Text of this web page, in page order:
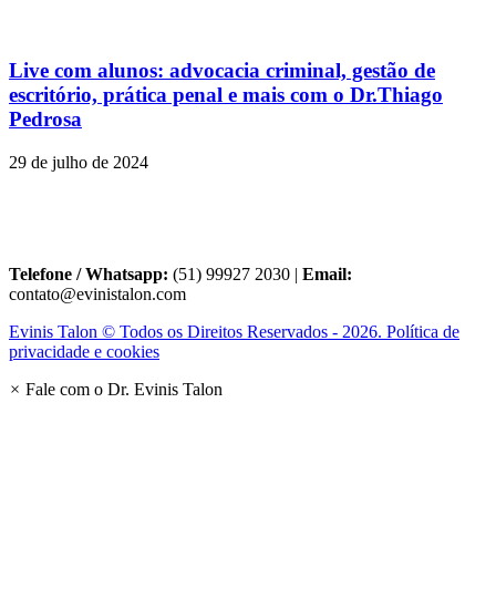
Live com alunos: advocacia criminal, gestão de
escritório, prática penal e mais com o Dr.Thiago
Pedrosa
29 de julho de 2024
Telefone / Whatsapp: (51) 99927 2030 | Email:
contato@evinistalon.com
Evinis Talon © Todos os Direitos Reservados - 2026. Política de
privacidade e cookies
× Fale com o Dr. Evinis Talon